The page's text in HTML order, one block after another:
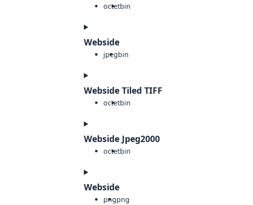
octetbin
Webside
jpegbin
Webside Tiled TIFF
octetbin
Webside Jpeg2000
octetbin
Webside
pngpng